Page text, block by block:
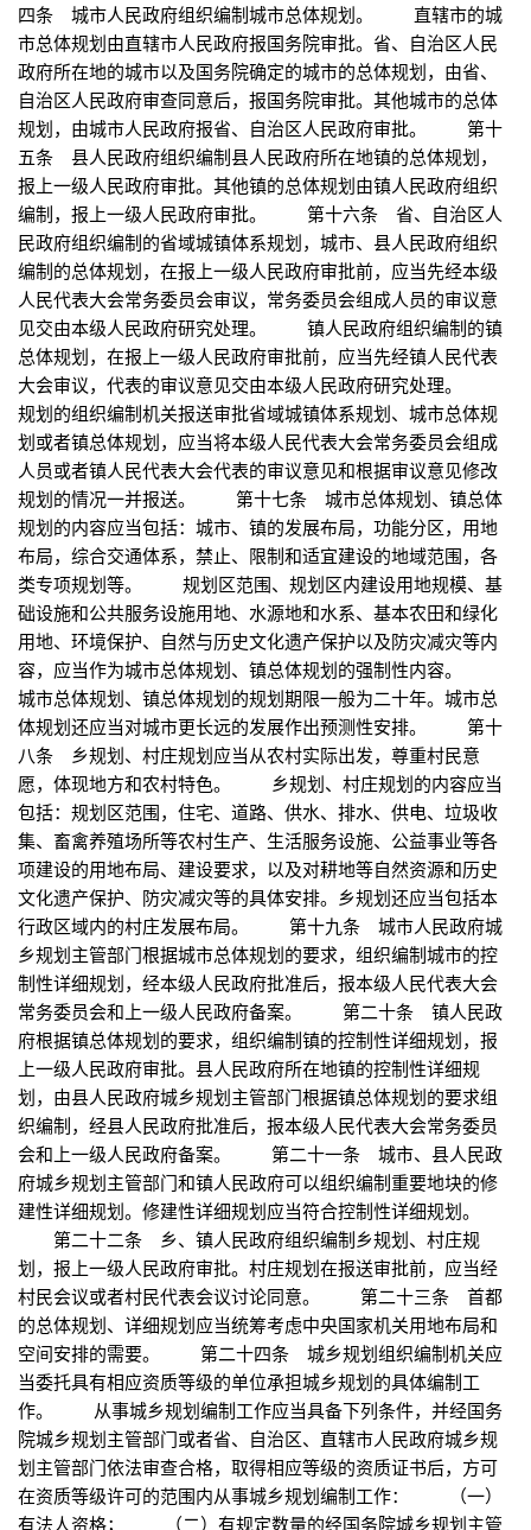
四条 城市人民政府组织编制城市总体规划。 直辖市的城
市总体规划由直辖市人民政府报国务院审批。省、自治区人民
政府所在地的城市以及国务院确定的城市的总体规划，由省、
自治区人民政府审查同意后，报国务院审批。其他城市的总体
规划，由城市人民政府报省、自治区人民政府审批。 第十
五条 县人民政府组织编制县人民政府所在地镇的总体规划，
报上一级人民政府审批。其他镇的总体规划由镇人民政府组织
编制，报上一级人民政府审批。 第十六条 省、自治区人
民政府组织编制的省域城镇体系规划，城市、县人民政府组织
编制的总体规划，在报上一级人民政府审批前，应当先经本级
人民代表大会常务委员会审议，常务委员会组成人员的审议意
见交由本级人民政府研究处理。 镇人民政府组织编制的镇
总体规划，在报上一级人民政府审批前，应当先经镇人民代表
大会审议，代表的审议意见交由本级人民政府研究处理。
规划的组织编制机关报送审批省域城镇体系规划、城市总体规
划或者镇总体规划，应当将本级人民代表大会常务委员会组成
人员或者镇人民代表大会代表的审议意见和根据审议意见修改
规划的情况一并报送。 第十七条 城市总体规划、镇总体
规划的内容应当包括：城市、镇的发展布局，功能分区，用地
布局，综合交通体系，禁止、限制和适宜建设的地域范围，各
类专项规划等。 规划区范围、规划区内建设用地规模、基
础设施和公共服务设施用地、水源地和水系、基本农田和绿化
用地、环境保护、自然与历史文化遗产保护以及防灾减灾等内
容，应当作为城市总体规划、镇总体规划的强制性内容。
城市总体规划、镇总体规划的规划期限一般为二十年。城市总
体规划还应当对城市更长远的发展作出预测性安排。 第十
八条 乡规划、村庄规划应当从农村实际出发，尊重村民意
愿，体现地方和农村特色。 乡规划、村庄规划的内容应当
包括：规划区范围，住宅、道路、供水、排水、供电、垃圾收
集、畜禽养殖场所等农村生产、生活服务设施、公益事业等各
项建设的用地布局、建设要求，以及对耕地等自然资源和历史
文化遗产保护、防灾减灾等的具体安排。乡规划还应当包括本
行政区域内的村庄发展布局。 第十九条 城市人民政府城
乡规划主管部门根据城市总体规划的要求，组织编制城市的控
制性详细规划，经本级人民政府批准后，报本级人民代表大会
常务委员会和上一级人民政府备案。 第二十条 镇人民政
府根据镇总体规划的要求，组织编制镇的控制性详细规划，报
上一级人民政府审批。县人民政府所在地镇的控制性详细规
划，由县人民政府城乡规划主管部门根据镇总体规划的要求组
织编制，经县人民政府批准后，报本级人民代表大会常务委员
会和上一级人民政府备案。 第二十一条 城市、县人民政
府城乡规划主管部门和镇人民政府可以组织编制重要地块的修
建性详细规划。修建性详细规划应当符合控制性详细规划。
第二十二条 乡、镇人民政府组织编制乡规划、村庄规
划，报上一级人民政府审批。村庄规划在报送审批前，应当经
村民会议或者村民代表会议讨论同意。 第二十三条 首都
的总体规划、详细规划应当统筹考虑中央国家机关用地布局和
空间安排的需要。 第二十四条 城乡规划组织编制机关应
当委托具有相应资质等级的单位承担城乡规划的具体编制工
作。 从事城乡规划编制工作应当具备下列条件，并经国务
院城乡规划主管部门或者省、自治区、直辖市人民政府城乡规
划主管部门依法审查合格，取得相应等级的资质证书后，方可
在资质等级许可的范围内从事城乡规划编制工作： （一）
有法人资格； （二）有规定数量的经国务院城乡规划主管